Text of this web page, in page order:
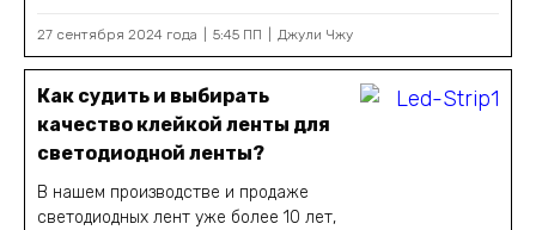
27 сентября 2024 года 5:45 ПП Джули Чжу
Как судить и выбирать
качество клейкой ленты для
светодиодной ленты?
В нашем производстве и продаже
светодиодных лент уже более 10 лет,